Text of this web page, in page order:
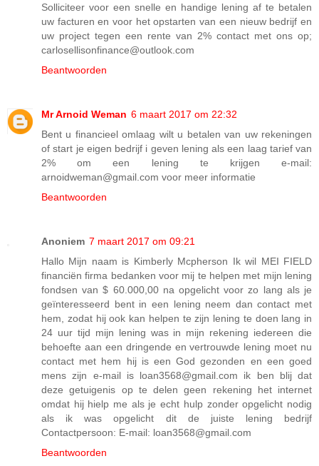
Solliciteer voor een snelle en handige lening af te betalen
uw facturen en voor het opstarten van een nieuw bedrijf en
uw project tegen een rente van 2% contact met ons op;
carlosellisonfinance@outlook.com
Beantwoorden
Mr Arnoid Weman 6 maart 2017 om 22:32
Bent u financieel omlaag wilt u betalen van uw rekeningen
of start je eigen bedrijf i geven lening als een laag tarief van
2% om een lening te krijgen e-mail:
arnoidweman@gmail.com voor meer informatie
Beantwoorden
Anoniem 7 maart 2017 om 09:21
Hallo Mijn naam is Kimberly Mcpherson Ik wil MEI FIELD
financiën firma bedanken voor mij te helpen met mijn lening
fondsen van $ 60.000,00 na opgelicht voor zo lang als je
geïnteresseerd bent in een lening neem dan contact met
hem, zodat hij ook kan helpen te zijn lening te doen lang in
24 uur tijd mijn lening was in mijn rekening iedereen die
behoefte aan een dringende en vertrouwde lening moet nu
contact met hem hij is een God gezonden en een goed
mens zijn e-mail is loan3568@gmail.com ik ben blij dat
deze getuigenis op te delen geen rekening het internet
omdat hij hielp me als je echt hulp zonder opgelicht nodig
als ik was opgelicht dit de juiste lening bedrijf
Contactpersoon: E-mail: loan3568@gmail.com
Beantwoorden